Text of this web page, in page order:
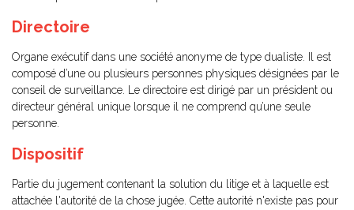
Directoire
Organe exécutif dans une société anonyme de type dualiste. Il est
composé d’une ou plusieurs personnes physiques désignées par le
conseil de surveillance. Le directoire est dirigé par un président ou
directeur général unique lorsque il ne comprend qu’une seule
personne.
Dispositif
Partie du jugement contenant la solution du litige et à laquelle est
attachée l'autorité de la chose jugée. Cette autorité n'existe pas pour